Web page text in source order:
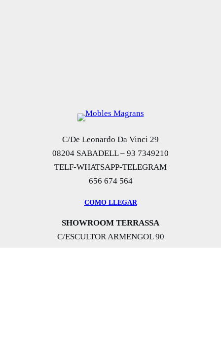
C/De Leonardo Da Vinci 29
08204 SABADELL – 93 7349210
TELF-WHATSAPP-TELEGRAM
656 674 564
COMO LLEGAR
SHOWROOM TERRASSA
C/ESCULTOR ARMENGOL 90